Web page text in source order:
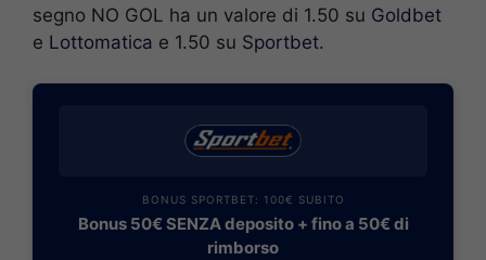
segno NO GOL ha un valore di 1.50 su Goldbet
e Lottomatica e 1.50 su Sportbet.
BONUS SPORTBET: 100€ SUBITO
Bonus 50€ SENZA deposito + fino a 50€ di
rimborso